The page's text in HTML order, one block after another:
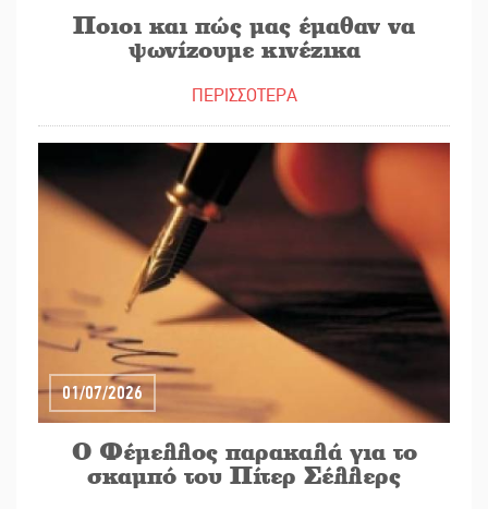
Ποιοι και πώς μας έμαθαν να
ψωνίζουμε κινέζικα
ΠΕΡΙΣΣΟΤΕΡΑ
01/07/2026
Ο Φέμελλος παρακαλά για το
σκαμπό του Πίτερ Σέλλερς